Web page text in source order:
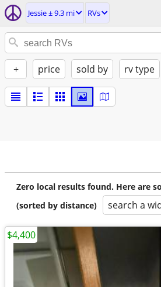
Jessie ± 9.3 mi RVs
+ price sold by rv type
Zero local results found. Here are
(sorted by distance)
search a
$4,400